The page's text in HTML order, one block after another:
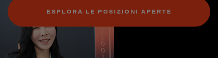
ESPLORA LE POSIZIONI APERTE